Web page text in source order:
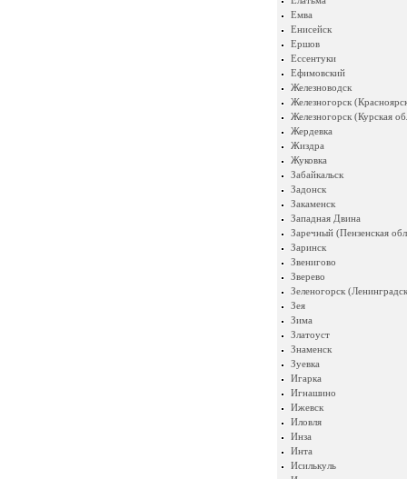
Емва
Енисейск
Ершов
Ессентуки
Ефимовский
Железноводск
Железногорск
Железногорск (Курская
Жердевка
Жиздра
Жуковка
Забайкальск
Задонск
Закаменск
Западная Двина
Заречный (Пензенская
Заринск
Звенигово
Зверево
Зеленогорск
Зея
Зима
Златоуст
Знаменск
Зуевка
Игарка
Игнашино
Ижевск
Иловля
Инза
Инта
Исилькуль